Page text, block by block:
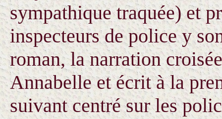
sympathique traquée) et
inspecteurs de police y
roman, la narration
Annabelle et écrit à la
suivant centré sur les